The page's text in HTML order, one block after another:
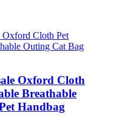
Oxford Cloth
Breathable
Handbag